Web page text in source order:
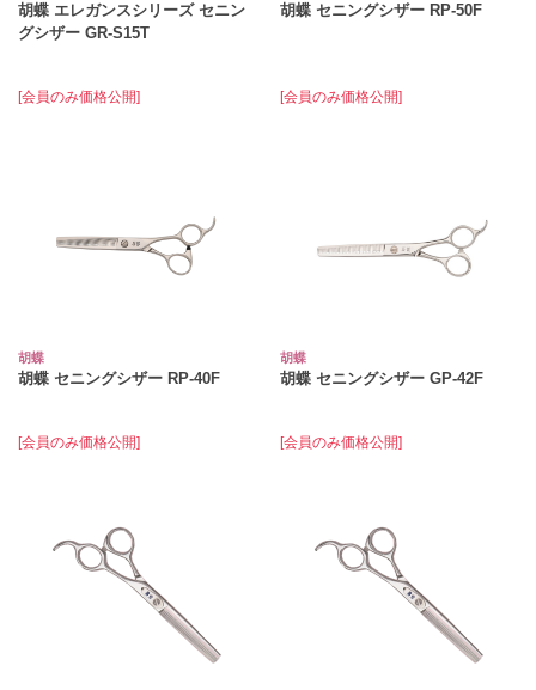
胡蝶 エレガンスシリーズ セニン
グシザー GR-S15T
[会員のみ価格公開]
胡蝶 セニングシザー RP-50F
[会員のみ価格公開]
胡蝶
胡蝶 セニングシザー RP-40F
[会員のみ価格公開]
胡蝶
胡蝶 セニングシザー GP-42F
[会員のみ価格公開]